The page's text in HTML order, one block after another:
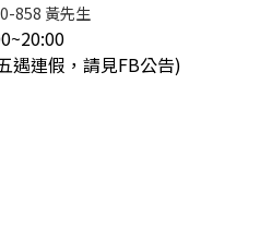
858 黃先生
遇連假，請見FB公告)